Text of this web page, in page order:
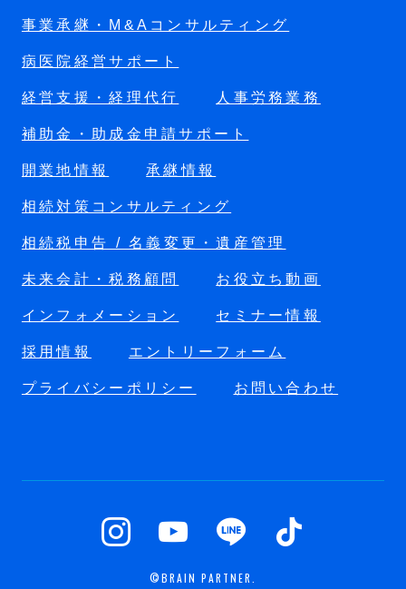
事業承継・M&Aコンサルティング
病医院経営サポート
経営支援・経理代行 人事労務業務
補助金・助成金申請サポート
開業地情報 承継情報
相続対策コンサルティング
相続税申告 / 名義変更・遺産管理
未来会計・税務顧問 お役立ち動画
インフォメーション セミナー情報
採用情報 エントリーフォーム
プライバシーポリシー お問い合わせ
©BRAIN PARTNER.